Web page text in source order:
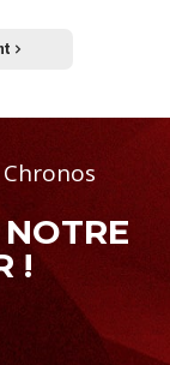
!